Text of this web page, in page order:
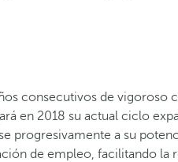
consecutivos de vigoroso
en 2018 su actual ciclo
progresivamente a su
de empleo, facilitando la